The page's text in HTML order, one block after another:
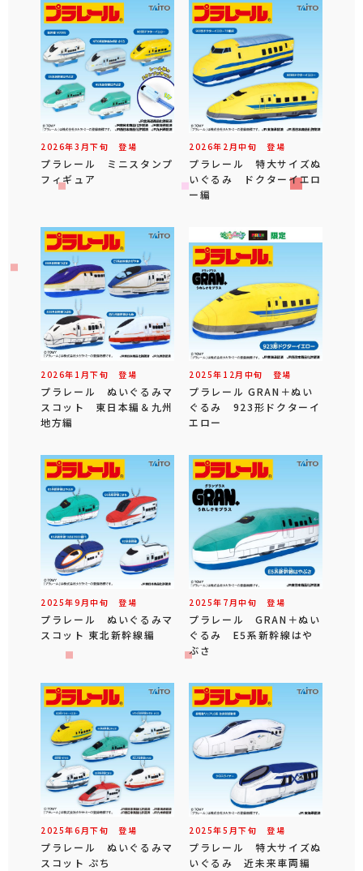
2026年3 月下旬 登場
プラレール ミニスタンプ
フィギュア
2026年 2 月中旬 登場
プラレール 特大サイズぬ
いぐるみ ドクターイエロ
ー編
2026年 1 月下旬 登場
プラレール ぬいぐるみマ
スコット 東日本編＆九州
地方編
2025年 12 月 中旬 登場
プラレール GRAN＋ぬい
ぐるみ 923形ドクターイ
エロー
2025年9 月中旬 登場
プラレール ぬいぐるみマ
スコット 東北新幹線編
2025年 7 月中旬 登場
プラレール GRAN＋ぬい
ぐるみ E5系新幹線はや
ぶさ
2025年6 月下旬 登場
プラレール ぬいぐるみマ
スコット ぷち
2025年5 月下旬 登場
プラレール 特大サイズぬ
いぐるみ 近未来車両編